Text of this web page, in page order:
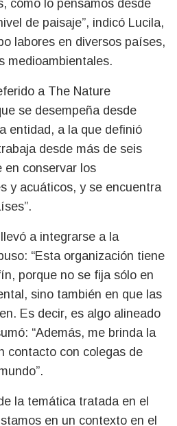
cómo lo pensamos desde
de paisaje”, indicó Lucila,
labores en diversos países,
medioambientales.
a The Nature
se desempeña desde
entidad, a la que definió
desde más de seis
en conservar los
y acuáticos, y se encuentra
a integrarse a la
“Esta organización tiene
porque no se fija sólo en
sino también en que las
Es decir, es algo alineado
“Además, me brinda la
contacto con colegas de
la temática tratada en el
en un contexto en el